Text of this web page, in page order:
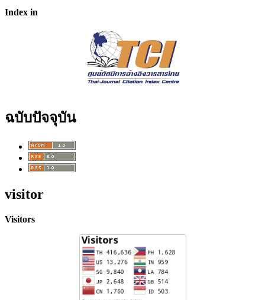
Index in
ฉบับปัจจุบัน
visitor
Visitors